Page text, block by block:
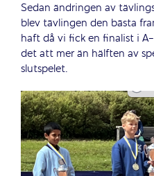
Sedan ändringen av
blev tävlingen den bästa
haft då vi fick en finalist i
det att mer än hälften av
slutspelet.